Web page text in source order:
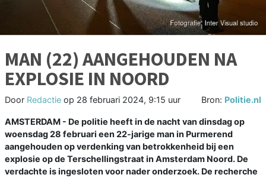
MAN (22) AANGEHOUDEN NA
EXPLOSIE IN NOORD
Door Redactie op 28 februari 2024, 9:15 uur Bron: Politie.nl
AMSTERDAM - De politie heeft in de nacht van dinsdag op
woensdag 28 februari een 22-jarige man in Purmerend
aangehouden op verdenking van betrokkenheid bij een
explosie op de Terschellingstraat in Amsterdam Noord. De
verdachte is ingesloten voor nader onderzoek. De recherche